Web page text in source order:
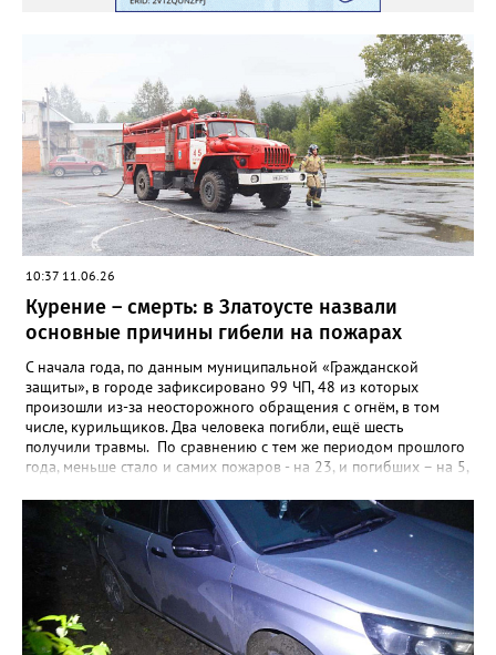
10:37 11.06.26
Курение – смерть: в Златоусте назвали
основные причины гибели на пожарах
С начала года, по данным муниципальной «Гражданской
защиты», в городе зафиксировано 99 ЧП, 48 из которых
произошли из-за неосторожного обращения с огнём, в том
числе, курильщиков. Два человека погибли, ещё шесть
получили травмы. По сравнению с тем же периодом прошлого
года, меньше стало и самих пожаров - на 23, и погибших – на 5,
было четверо. Кроме неосторожности при обращении с огнём,
чаще всего причинами пожаров в Златоусте становятся
неисправные электропроводка и печи. Из-за них в этом году
загоралось уже 38 раз, в таких ЧП пострадали два человека.
Причинами ещё 5 пожаров стали поджоги.